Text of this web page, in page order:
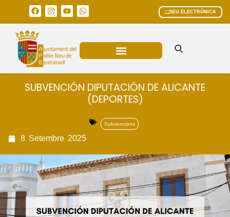
SEU ELECTRÒNICA
SUBVENCIÓN DIPUTACIÓN DE ALICANTE
(DEPORTES)
Subvencions
8 Setembre 2025